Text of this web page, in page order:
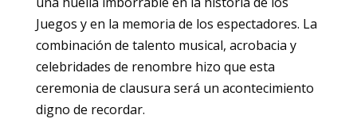
Juegos y en la memoria de los espectadores. La
combinación de talento musical, acrobacia y
celebridades de renombre hizo que esta
ceremonia de clausura será un acontecimiento
digno de recordar.